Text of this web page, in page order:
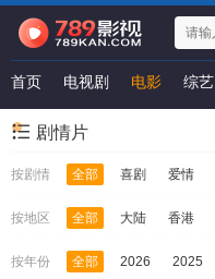
首页 电视剧 电影 综艺
剧情片
按剧情 全部 喜剧 爱情
按地区 全部 大陆 香港
按年份 全部 2026 2025